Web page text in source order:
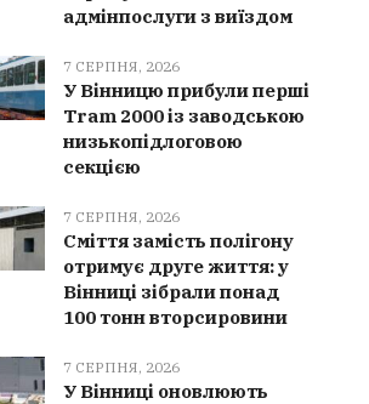
адмінпослуги з виїздом
7 СЕРПНЯ, 2026
У Вінницю прибули перші
Tram 2000 із заводською
низькопідлоговою
секцією
7 СЕРПНЯ, 2026
Сміття замість полігону
отримує друге життя: у
Вінниці зібрали понад
100 тонн вторсировини
7 СЕРПНЯ, 2026
У Вінниці оновлюють